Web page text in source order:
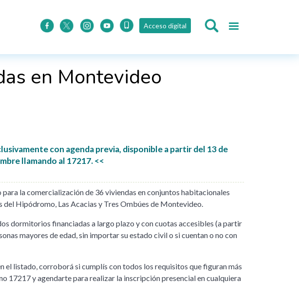
Acceso digital
en Montevideo
con agenda previa, disponible a partir del 13 de
llamando al 17217. <<
la comercialización de 36 viviendas en conjuntos habitacionales
Hipódromo, Las Acacias y Tres Ombúes de Montevideo.
dormitorios financiadas a largo plazo y con cuotas accesibles (a partir
mayores de edad, sin importar su estado civil o si cuentan o no con
el listado, corroborá si cumplís con todos los requisitos que figuran más
17217 y agendarte para realizar la inscripción presencial en cualquiera